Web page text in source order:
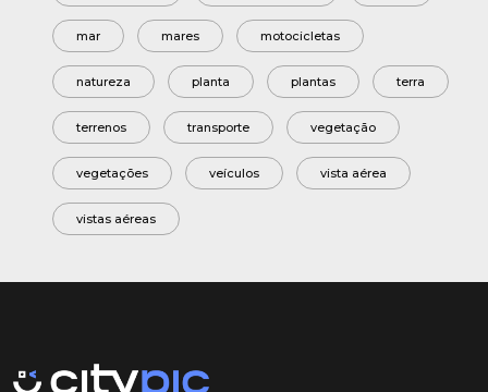
mar mares motocicletas
natureza planta plantas terra
terrenos transporte vegetação
vegetações veículos vista aérea
vistas aéreas